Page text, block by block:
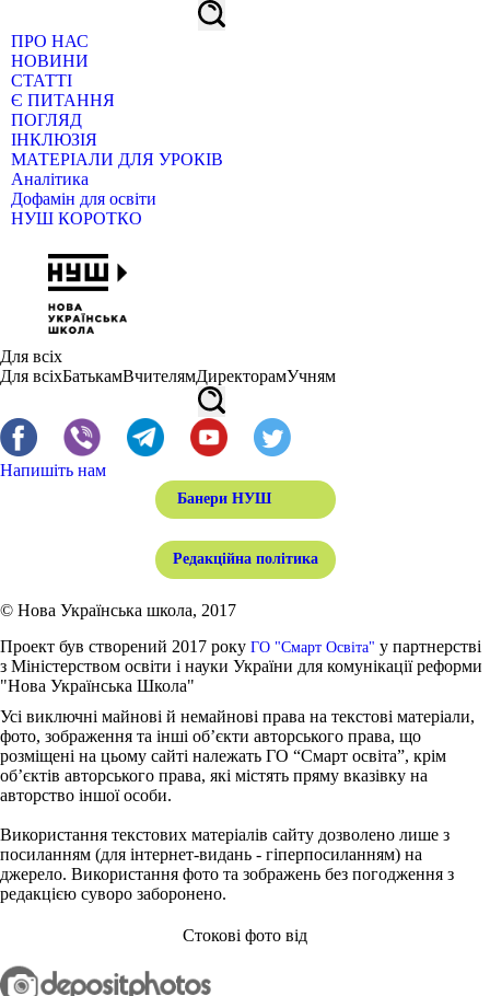
ПРО НАС
НОВИНИ
СТАТТІ
Є ПИТАННЯ
ПОГЛЯД
ІНКЛЮЗІЯ
МАТЕРІАЛИ ДЛЯ УРОКІВ
Аналітика
Дофамін для освіти
НУШ КОРОТКО
Для всіх
Для всіхБатькамВчителямДиректорамУчням
Напишіть нам
Банери НУШ
Редакційна політика
© Нова Українська школа, 2017
Проект був створений 2017 року ГО "Смарт Освіта" у партнерстві
з Міністерством освіти і науки України для комунікації реформи
"Нова Українська Школа"
Усі виключні майнові й немайнові права на текстові матеріали,
фото, зображення та інші об’єкти авторського права, що
розміщені на цьому сайті належать ГО “Смарт освіта”, крім
об’єктів авторського права, які містять пряму вказівку на
авторство іншої особи.
Використання текстових матеріалів сайту дозволено лише з
посиланням (для інтернет-видань - гіперпосиланням) на
джерело. Використання фото та зображень без погодження з
редакцією суворо заборонено.
Стокові фото від